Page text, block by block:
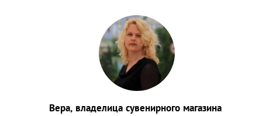
Вера, владелица сувенирного магазина